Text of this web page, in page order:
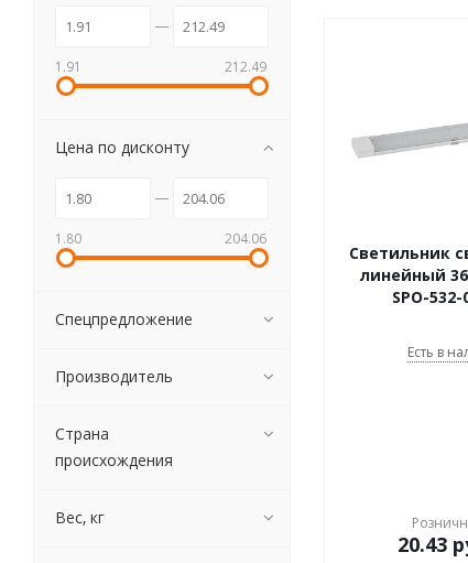
Светильник
линейный
SPO-
Есть в
20.43
1.91 212.49
Цена по дисконту
1.80 204.06
Спецпредложение
Производитель
Страна
происхождения
Вес, кг